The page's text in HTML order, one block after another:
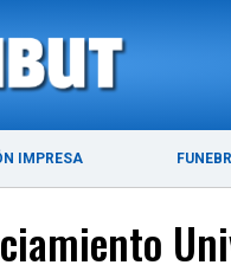
IMPRESA
PUERTO MADRYN